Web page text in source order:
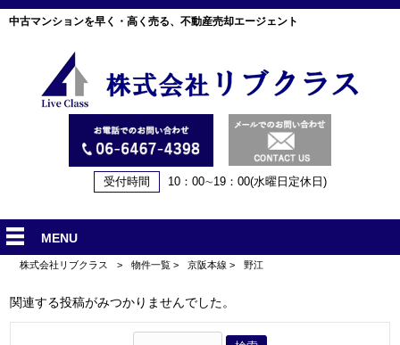
中古マンションを早く・高く売る、不動産売却エージェント
受付時間 10：00∼19：00(水曜日定休日)
MENU
株式会社リブクラス > 物件一覧 > 京阪本線 > 野江
関連する投稿がみつかりませんでした。